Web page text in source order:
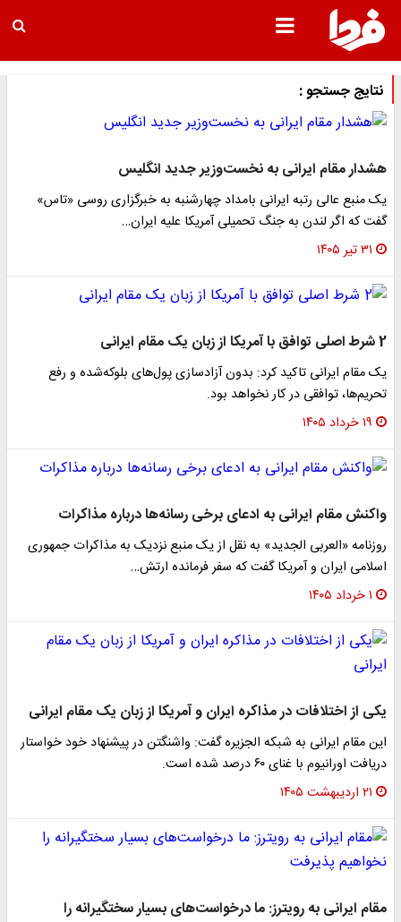
نتایج جستجو :
هشدار مقام ایرانی به نخست‌وزیر جدید انگلیس
یک منبع عالی رتبه ایرانی بامداد چهارشنبه به خبرگزاری روسی «تاس»
گفت که اگر لندن به جنگ تحمیلی آمریکا علیه ایران…
۳۱ تیر ۱۴۰۵
2 شرط اصلی توافق با آمریکا از زبان یک مقام ایرانی
یک مقام ایرانی تاکید کرد: بدون آزادسازی پول‌های بلوکه‌شده و رفع
تحریم‌ها، توافقی در کار نخواهد بود.
۱۹ خرداد ۱۴۰۵
واکنش مقام ایرانی به ادعای برخی رسانه‌ها درباره مذاکرات
روزنامه «العربی الجدید» به نقل از یک منبع نزدیک به مذاکرات جمهوری
اسلامی ایران و آمریکا گفت که سفر فرمانده ارتش…
۱ خرداد ۱۴۰۵
یکی از اختلافات در مذاکره ایران و آمریکا از زبان یک مقام ایرانی
این مقام ایرانی به شبکه الجزیره گفت: واشنگتن در پیشنهاد خود خواستار
دریافت اورانیوم با غنای ۶۰ درصد شده است.
۲۱ اردیبهشت ۱۴۰۵
مقام ایرانی به رویترز: ما درخواست‌های بسیار سختگیرانه را